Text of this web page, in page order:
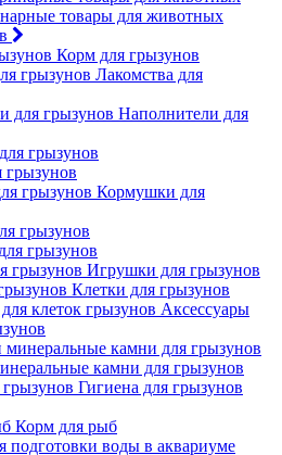
товары для животных
Корм для грызунов
Лакомства для
Наполнители для
грызунов
грызунов
Кормушки для
грызунов
грызунов
Игрушки для грызунов
Клетки для грызунов
Аксессуары
камни для грызунов
Гигиена для грызунов
Корм для рыб